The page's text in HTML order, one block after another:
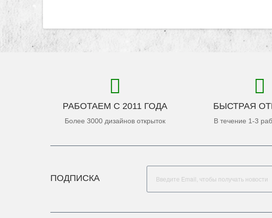
РАБОТАЕМ С 2011 ГОДА
Более 3000 дизайнов открыток
БЫСТРАЯ
В течение 1-3
ПОДПИСКА